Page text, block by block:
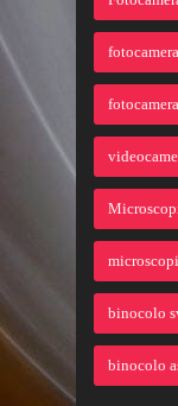
binocolo
binocolo